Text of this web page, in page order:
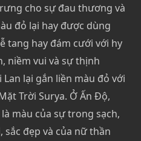
cho sự đau thương và
đỏ lại hay được dùng
tang hay đám cưới với hy
niềm vui và sự thịnh
lại gắn liền màu đỏ với
Trời Surya. Ở Ấn Độ,
màu của sự trong sạch,
sắc đẹp và của nữ thần